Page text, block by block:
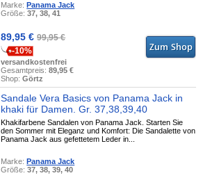
Marke:Panama Jack
Größe:37, 38, 41
89,95 €99,95 €
-10%
versandkostenfrei
Gesamtpreis:89,95 €
Shop:Görtz
Sandale Vera Basics von Panama Jack in
khaki für Damen. Gr. 37,38,39,40
Khakifarbene Sandalen von Panama Jack. Starten Sie
den Sommer mit Eleganz und Komfort: Die Sandalette von
Panama Jack aus gefettetem Leder in...
Marke:Panama Jack
Größe:37, 38, 39, 40